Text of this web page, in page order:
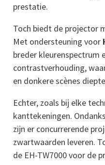
prestatie.
Toch biedt de projector
Met ondersteuning voor
breder kleurenspectrum
contrastverhouding,
en donkere scènes
Echter, zoals bij elke
kanttekeningen.
zijn er concurrerende
zwartwaarden leveren.
de EH-TW7000 voor de